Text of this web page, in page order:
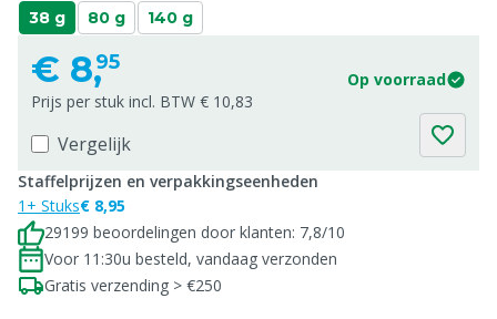
38 g 80 g 140 g
€ 8,95
Op voorraad
Prijs per stuk incl. BTW € 10,83
Vergelijk
Staffelprijzen en verpakkingseenheden
1+ Stuks€ 8,95
29199 beoordelingen door klanten: 7,8/10
Voor 11:30u besteld, vandaag verzonden
Gratis verzending > €250